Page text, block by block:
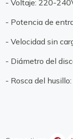
- Voltaje: 220-
- Potencia de
- Velocidad sin
- Diámetro del
- Rosca del